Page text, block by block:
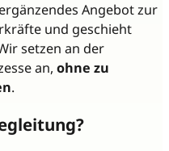
Angebot zur
und geschieht
setzen an der
an, ohne zu
.